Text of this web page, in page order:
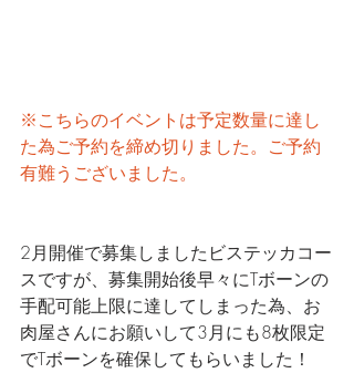
※こちらのイベントは予定数量に達し
た為ご予約を締め切りました。ご予約
有難うございました。
2月開催で募集しましたビステッカコー
スですが、募集開始後早々にTボーンの
手配可能上限に達してしまった為、お
肉屋さんにお願いして3月にも8枚限定
でTボーンを確保してもらいました！